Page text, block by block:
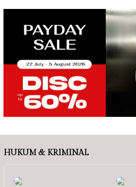
HUKUM & KRIMINAL